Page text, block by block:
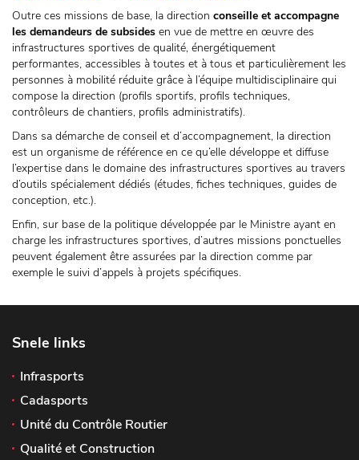
Outre ces missions de base, la direction conseille et accompagne
les demandeurs de subsides en vue de mettre en œuvre des
infrastructures sportives de qualité, énergétiquement
performantes, accessibles à toutes et à tous et particulièrement les
personnes à mobilité réduite grâce à l’équipe multidisciplinaire qui
compose la direction (profils sportifs, profils techniques,
contrôleurs de chantiers, profils administratifs).
Dans sa démarche de conseil et d’accompagnement, la direction
est un organisme de référence en ce qu’elle développe et diffuse
l’expertise dans le domaine des infrastructures sportives au travers
d’outils spécialement dédiés (études, fiches techniques, guides de
conception, etc.).
Enfin, sur base de la politique développée par le Ministre ayant en
charge les infrastructures sportives, d’autres missions ponctuelles
peuvent également être assurées par la direction comme par
exemple le suivi d’appels à projets spécifiques.
Snele links
Infrasports
Cadasports
Unité du Contrôle Routier
Qualité et Construction